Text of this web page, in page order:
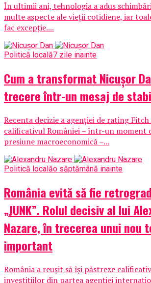
În ultimii ani, tehnologia a adus
multe aspecte ale vieții cotidiene, iar
fac excepție....
Politică locală7 zile inainte
Cum a transformat Nicușor
trecere într-un mesaj de
Recenta decizie a agenției de rating
calificativul României – într-un moment
presiune macroeconomică –...
Politică localăo săptămână inainte
România evită să fie
„JUNK”. Rolul decisiv al lui
Nazare, în trecerea unui nou
important
România a reușit să își păstreze
investițiilor din partea agenției